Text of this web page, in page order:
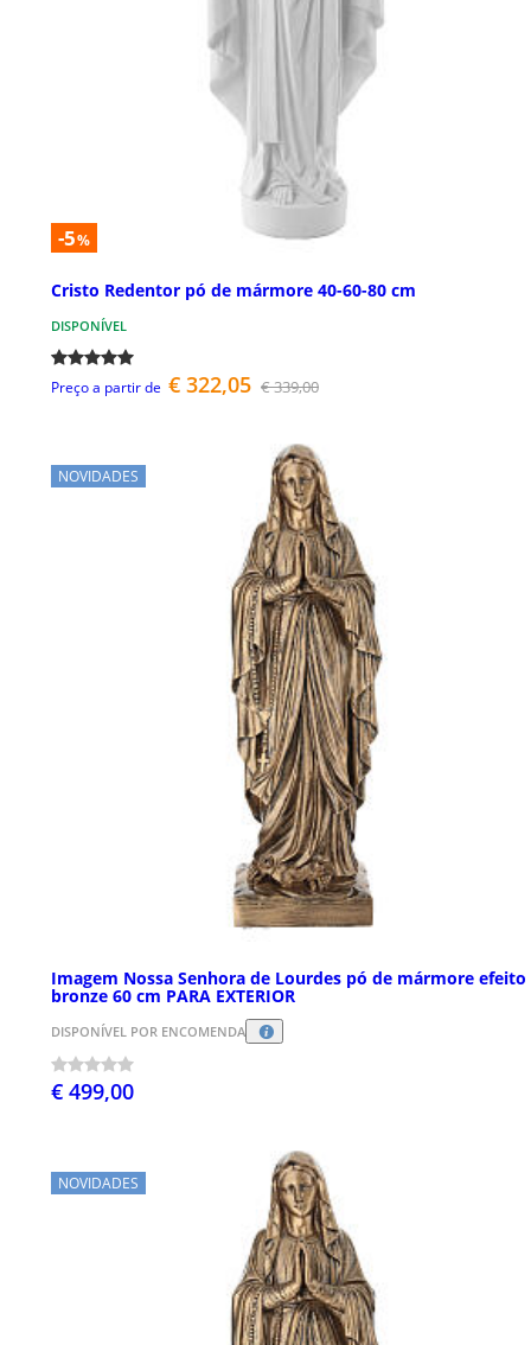
-5%
Cristo Redentor pó de mármore 40-60-80 cm
DISPONÍVEL
Preço a partir de € 322,05 € 339,00
NOVIDADES
Imagem Nossa Senhora de Lourdes pó de mármore efeito
bronze 60 cm PARA EXTERIOR
DISPONÍVEL POR ENCOMENDA
€ 499,00
NOVIDADES